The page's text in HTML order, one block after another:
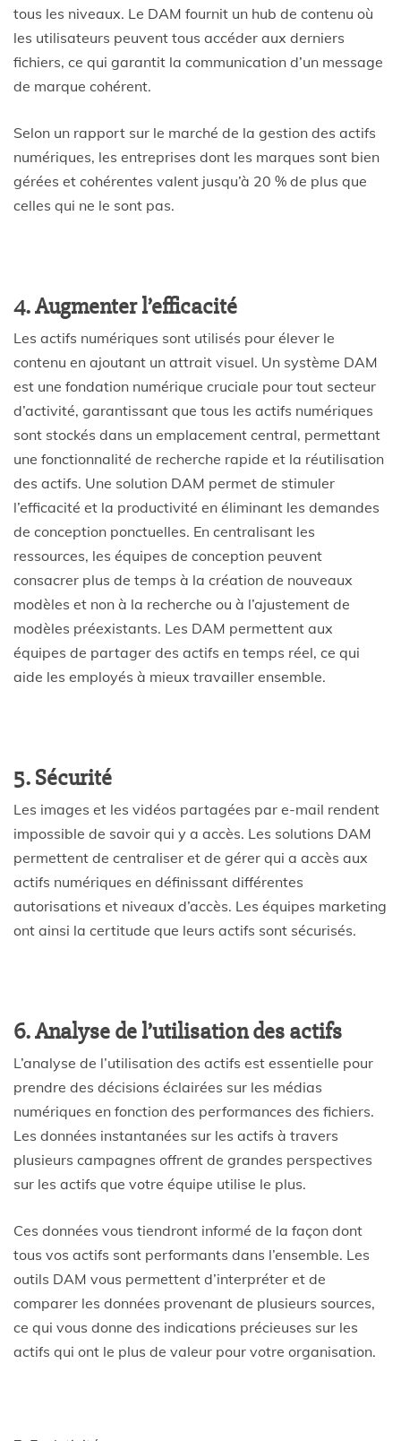
tous les niveaux. Le DAM fournit un hub de contenu où
les utilisateurs peuvent tous accéder aux derniers
fichiers, ce qui garantit la communication d’un message
de marque cohérent.
Selon un rapport sur le marché de la gestion des actifs
numériques, les entreprises dont les marques sont bien
gérées et cohérentes valent jusqu’à 20 % de plus que
celles qui ne le sont pas.
4. Augmenter l’efficacité
Les actifs numériques sont utilisés pour élever le
contenu en ajoutant un attrait visuel. Un système DAM
est une fondation numérique cruciale pour tout secteur
d’activité, garantissant que tous les actifs numériques
sont stockés dans un emplacement central, permettant
une fonctionnalité de recherche rapide et la réutilisation
des actifs. Une solution DAM permet de stimuler
l’efficacité et la productivité en éliminant les demandes
de conception ponctuelles. En centralisant les
ressources, les équipes de conception peuvent
consacrer plus de temps à la création de nouveaux
modèles et non à la recherche ou à l’ajustement de
modèles préexistants. Les DAM permettent aux
équipes de partager des actifs en temps réel, ce qui
aide les employés à mieux travailler ensemble.
5. Sécurité
Les images et les vidéos partagées par e-mail rendent
impossible de savoir qui y a accès. Les solutions DAM
permettent de centraliser et de gérer qui a accès aux
actifs numériques en définissant différentes
autorisations et niveaux d’accès. Les équipes marketing
ont ainsi la certitude que leurs actifs sont sécurisés.
6. Analyse de l’utilisation des actifs
L’analyse de l’utilisation des actifs est essentielle pour
prendre des décisions éclairées sur les médias
numériques en fonction des performances des fichiers.
Les données instantanées sur les actifs à travers
plusieurs campagnes offrent de grandes perspectives
sur les actifs que votre équipe utilise le plus.
Ces données vous tiendront informé de la façon dont
tous vos actifs sont performants dans l’ensemble. Les
outils DAM vous permettent d’interpréter et de
comparer les données provenant de plusieurs sources,
ce qui vous donne des indications précieuses sur les
actifs qui ont le plus de valeur pour votre organisation.